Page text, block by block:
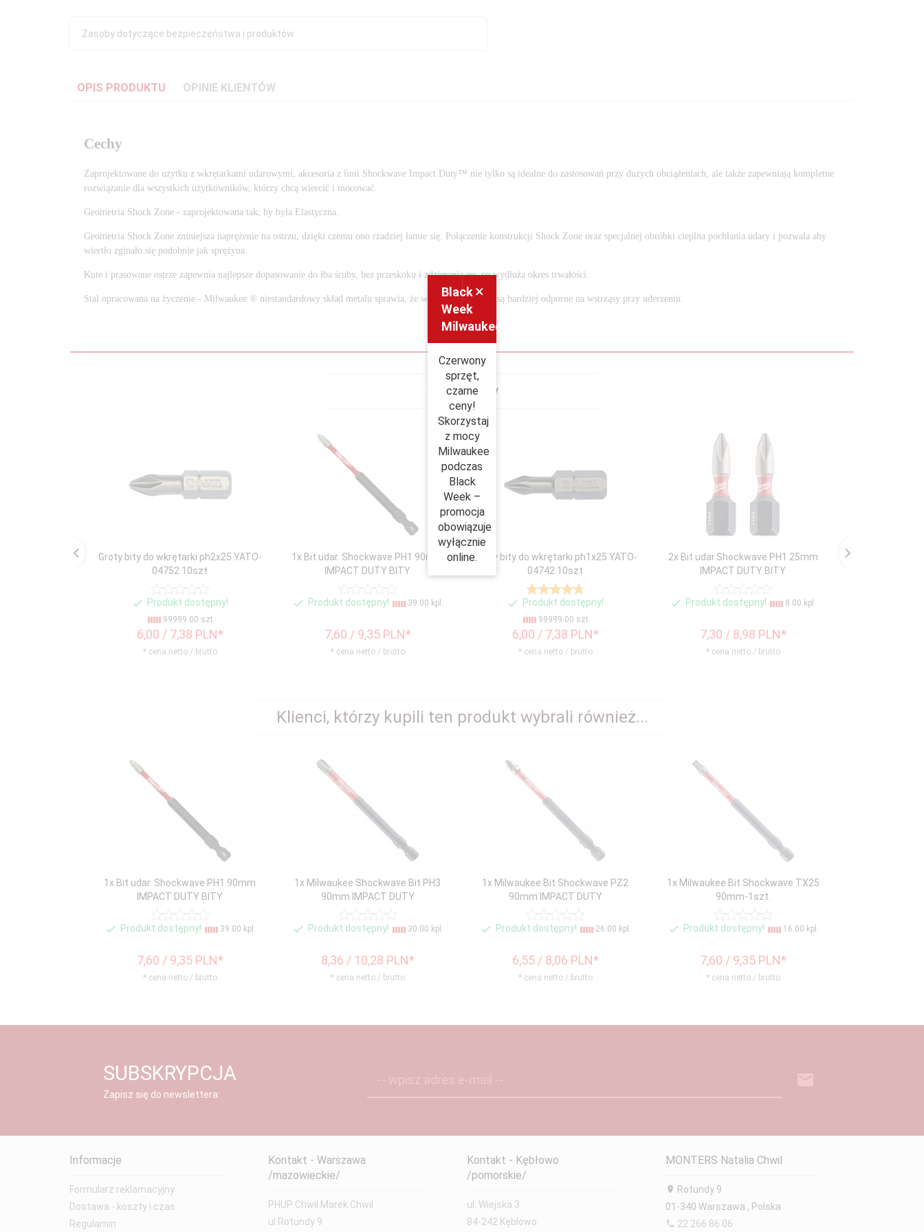
Zasoby dotyczące bezpieczeństwa i produktów
OPIS PRODUKTU OPINIE KLIENTÓW
Cechy
Zaprojektowane do użytku z wkrętarkami udarowymi, akcesoria z linii Shockwave Impact Duty™ nie tylko są idealne do zastosowań przy dużych obciążeniach, ale także zapewniają kompletne
rozwiązanie dla wszystkich użytkowników, którzy chcą wiercić i mocować.
Geometria Shock Zone - zaprojektowana tak, by była Elastyczna.
Geometria Shock Zone zmniejsza naprężenie na ostrzu, dzięki czemu ono rzadziej łamie się. Połączenie konstrukcji Shock Zone oraz specjalnej obróbki cieplna pochłania udary i pozwala aby
wiertło zginało się podobnie jak sprężyna.
Kute i prasowane ostrze zapewnia najlepsze dopasowanie do łba śruby, bez przeskoku i zdzierania go, co wydłuża okres trwałości.
Stal opracowana na życzenie - Milwaukee ® niestandardowy skład metalu sprawia, że wiertła Shockwave są bardziej odporne na wstrząsy przy uderzeniu.
Polecamy
Groty bity do wkrętarki ph2x25 YATO-
04752 10szt
Produkt dostępny!
99999.00 szt.
6,00 / 7,38 PLN*
* cena netto / brutto
1x Bit udar. Shockwave PH1 90mm
IMPACT DUTY BITY
Produkt dostępny! 39.00 kpl.
7,60 / 9,35 PLN*
* cena netto / brutto
Groty bity do wkrętarki ph1x25 YATO-
04742 10szt
Produkt dostępny!
99999.00 szt.
6,00 / 7,38 PLN*
* cena netto / brutto
2x Bit udar.Shockwave PH1 25mm
IMPACT DUTY BITY
Produkt dostępny! 8.00 kpl.
7,30 / 8,98 PLN*
* cena netto / brutto
Groty bity do
Klienci, którzy kupili ten produkt wybrali również...
1x Bit udar. Shockwave PH1 90mm
IMPACT DUTY BITY
Produkt dostępny! 39.00 kpl.
7,60 / 9,35 PLN*
* cena netto / brutto
1x Milwaukee Shockwave Bit PH3
90mm IMPACT DUTY
Produkt dostępny! 30.00 kpl.
8,36 / 10,28 PLN*
* cena netto / brutto
1x Milwaukee Bit Shockwave PZ2
90mm IMPACT DUTY
Produkt dostępny! 26.00 kpl.
6,55 / 8,06 PLN*
* cena netto / brutto
1x Milwaukee Bit Shockwave TX25
90mm-1szt.
Produkt dostępny! 16.00 kpl.
7,60 / 9,35 PLN*
* cena netto / brutto
SUBSKRYPCJA
Zapisz się do newslettera:
Informacje
Formularz reklamacyjny
Dostawa - koszty i czas
Regulamin
Kontakt - Warszawa
/mazowieckie/
PHUP Chwil Marek Chwil
ul Rotundy 9
Kontakt - Kębłowo
/pomorskie/
ul. Wiejska 3
84-242 Kębłowo
MONTERS Natalia Chwil
Rotundy 9
01-340 Warszawa , Polska
22 266 86 06
×
Black
Week
Milwaukee
Czerwony
sprzęt,
czarne
ceny!
Skorzystaj
z mocy
Milwaukee
podczas
Black
Week –
promocja
obowiązuje
wyłącznie
online.